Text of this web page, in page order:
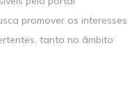
promover os interesses
tanto no âmbito